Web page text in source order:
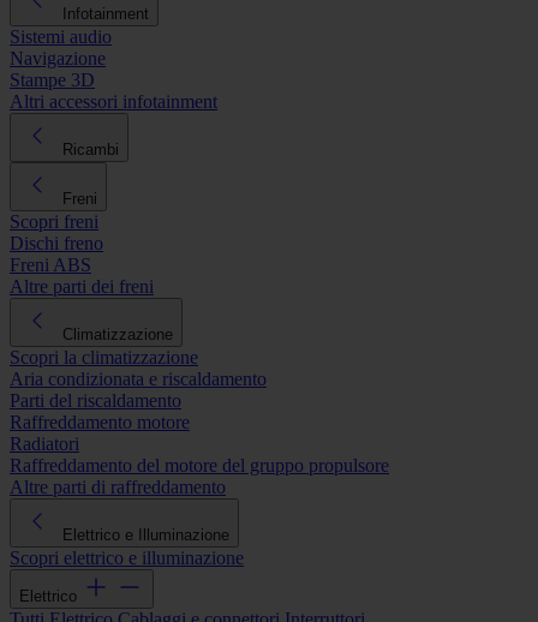
Infotainment
Sistemi audio
Navigazione
Stampe 3D
Altri accessori infotainment
Ricambi
Freni
Scopri freni
Dischi freno
Freni ABS
Altre parti dei freni
Climatizzazione
Scopri la climatizzazione
Aria condizionata e riscaldamento
Parti del riscaldamento
Raffreddamento motore
Radiatori
Raffreddamento del motore del gruppo propulsore
Altre parti di raffreddamento
Elettrico e Illuminazione
Scopri elettrico e illuminazione
Elettrico